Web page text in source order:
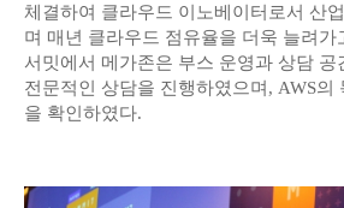
체결하여 클라우드 이노베이터로서 산
며 매년 클라우드 점유율을 더욱 늘려가
서밋에서 메가존은 부스 운영과 상담 공
전문적인 상담을 진행하였으며, AWS의
을 확인하였다.